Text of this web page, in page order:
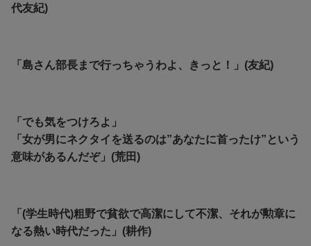
代友紀)
「島さん部長まで行っちゃうわよ、きっと！」(友紀)
「でも気をつけろよ」
「女が男にネクタイを送るのは”あなたに首ったけ”という
意味があるんだぞ」(荒田)
「(学生時代)粗野で貧欲で高潔にして不潔、それが勲章に
なる熱い時代だった」(耕作)